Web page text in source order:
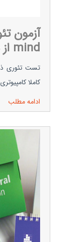
mind از مجموعه آزمون های وینا
کاملا کامپیوتری
ادامه مطلب